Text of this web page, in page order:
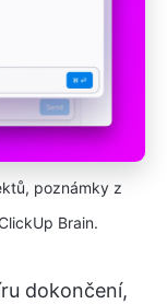
poznámky z
Brain.
dokončení,